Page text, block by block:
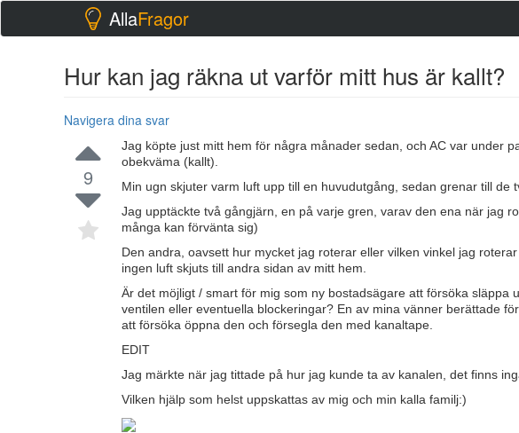
AllaFragor
Hur kan jag räkna ut varför mitt hus är kallt?
Navigera dina svar
9
Jag köpte just mitt hem för några månader sedan, och AC var under
obekväma (kallt).
Min ugn skjuter varm luft upp till en huvudutgång, sedan grenar till de
Jag upptäckte två gångjärn, en på varje gren, varav den ena när jag
många kan förvänta sig)
Den andra, oavsett hur mycket jag roterar eller vilken vinkel jag
ingen luft skjuts till andra sidan av mitt hem.
Är det möjligt / smart för mig som ny bostadsägare att försöka
ventilen eller eventuella blockeringar? En av mina vänner berättade
att försöka öppna den och försegla den med kanaltape.
EDIT
Jag märkte när jag tittade på hur jag kunde ta av kanalen, det finns
Vilken hjälp som helst uppskattas av mig och min kalla familj:)